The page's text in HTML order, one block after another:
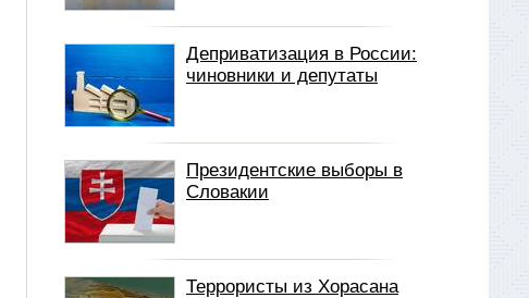
Деприватизация в России:
чиновники и депутаты
Президентские выборы в
Словакии
Террористы из Хорасана